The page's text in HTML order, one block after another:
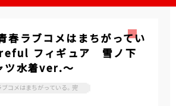
春ラブコメはまちがってい
フィギュア 雪ノ下
ツ水着ver.～
コメはまちがっている。完